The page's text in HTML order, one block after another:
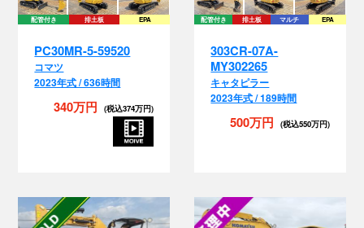
配管付き 排土板 EPA
PC30MR-5-59520
コマツ
2023年式 / 636時間
340万円(税込374万円)
配管付き 排土板 マルチ EPA
303CR-07A-
MY302265
キャタピラー
2023年式 / 189時間
500万円(税込550万円)